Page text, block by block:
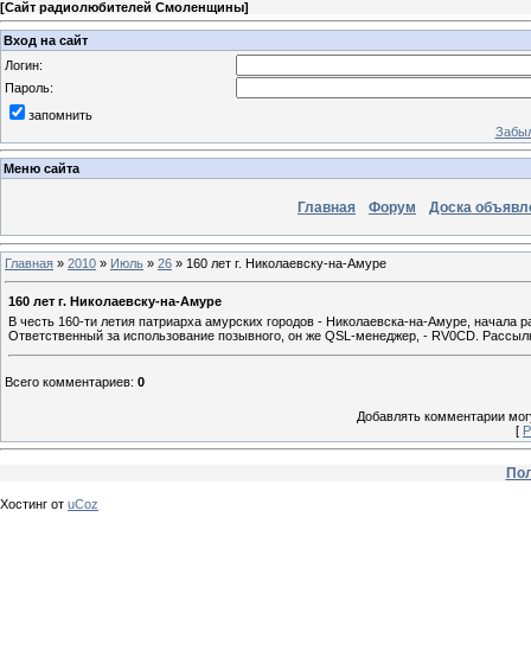
[Сайт радиолюбителей Смоленщины]
Вход на сайт
Логин:
Пароль:
запомнить
Меню сайта
Главная Форум Доска
Главная » 2010 » Июль » 26 » 160 лет г. Николаевску-на-Амуре
160 лет г. Николаевску-на-Амуре
В честь 160-ти летия патриарха амурских городов - Николаевска-на-Амуре, начала
Ответственный за использование позывного, он же QSL-менеджер, - RV0CD.
Всего комментариев: 0
Добавлять комментарии
[
Хостинг от uCoz